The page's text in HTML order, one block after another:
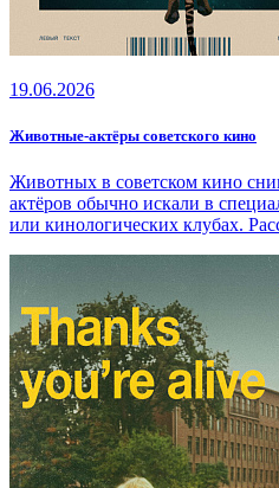
19.06.2026
Животные‑актёры советского кино
Животных в советском кино
актёров обычно искали в
или кинологических клубах.